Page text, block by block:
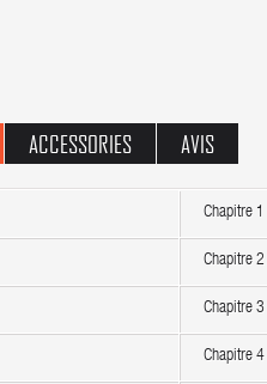
ACCESSORIES AVIS
Chapitre
Chapitre
Chapitre
Chapitre